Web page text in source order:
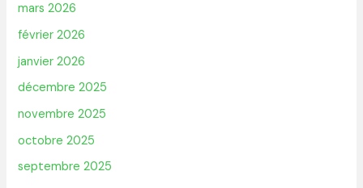
mars 2026
février 2026
janvier 2026
décembre 2025
novembre 2025
octobre 2025
septembre 2025